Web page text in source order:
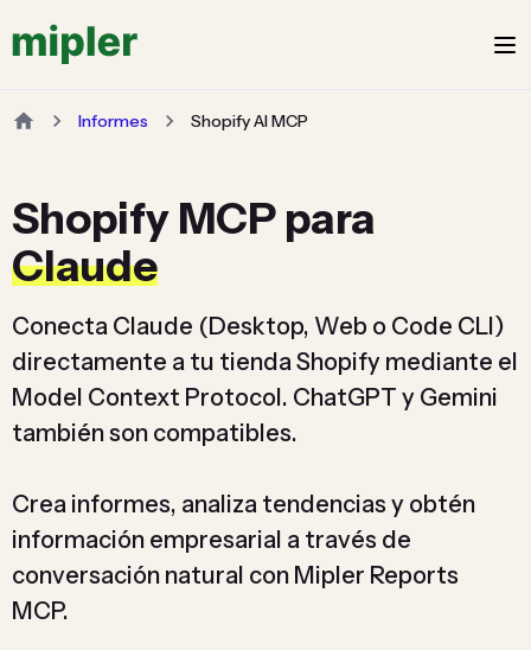
Informes Shopify AI MCP
Shopify MCP para
Claude
Conecta Claude (Desktop, Web o Code CLI)
directamente a tu tienda Shopify mediante el
Model Context Protocol. ChatGPT y Gemini
también son compatibles.
Crea informes, analiza tendencias y obtén
información empresarial a través de
conversación natural con Mipler Reports
MCP.